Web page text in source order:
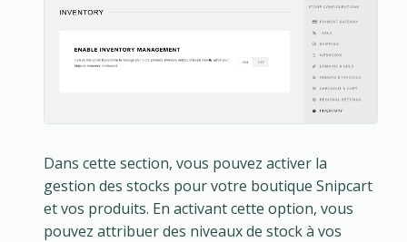
Dans cette section, vous pouvez activer la
gestion des stocks pour votre boutique Snipcart
et vos produits. En activant cette option, vous
pouvez attribuer des niveaux de stock à vos